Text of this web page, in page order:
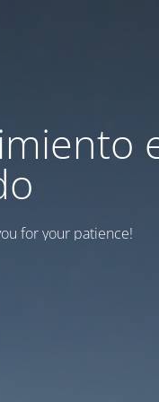
for your patience!